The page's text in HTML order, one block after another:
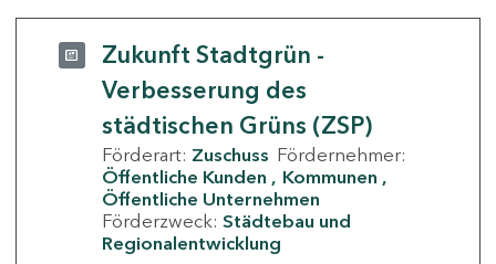
Zukunft Stadtgrün -
Verbesserung des
städtischen Grüns (ZSP)
Förderart: Zuschuss Fördernehmer:
Öffentliche Kunden
Kommunen
Öffentliche Unternehmen
Förderzweck: Städtebau und
Regionalentwicklung